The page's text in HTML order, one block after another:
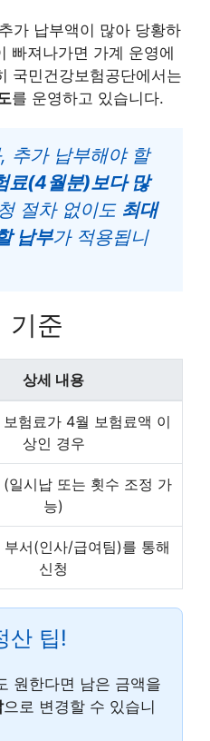
가 납부액이 많아 당황하
빠져나가면 가계 운영에
국민건강보험공단에서는
를 운영하고 있습니다.
추가 납부해야 할
료(4월분)보다 많
절차 없이도 최대
납부가 적용됩니
기준
상세 내용
험료가 4월 보험료액 이
상인 경우
(일시납 또는 횟수 조정 가
능)
부서(인사/급여팀)를 통해
신청
산 팁!
원한다면 남은 금액을
으로 변경할 수 있습니